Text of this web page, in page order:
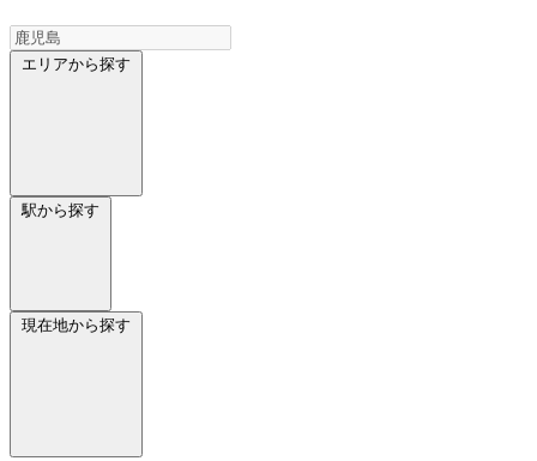
エリアから探す
駅から探す
現在地から探す